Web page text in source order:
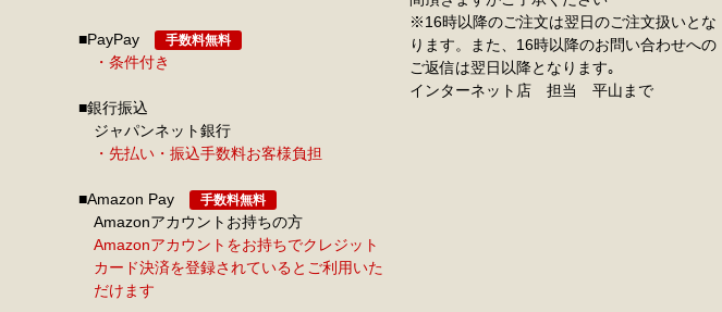
■PayPay 手数料無料
・条件付き
■銀行振込
ジャパンネット銀行
・先払い・振込手数料お客様負担
■Amazon Pay 手数料無料
Amazonアカウントお持ちの方
Amazonアカウントをお持ちでクレジット
カード決済を登録されているとご利用いた
だけます
※16時以降のご注文は翌日のご注文扱いとな
ります。また、16時以降のお問い合わせへの
ご返信は翌日以降となります｡
インターネット店 担当 平山まで